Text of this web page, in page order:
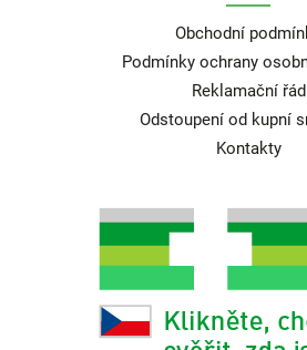
Obchodní
Podmínky ochrany
Reklamační řád
Odstoupení od kupní
Kontakty